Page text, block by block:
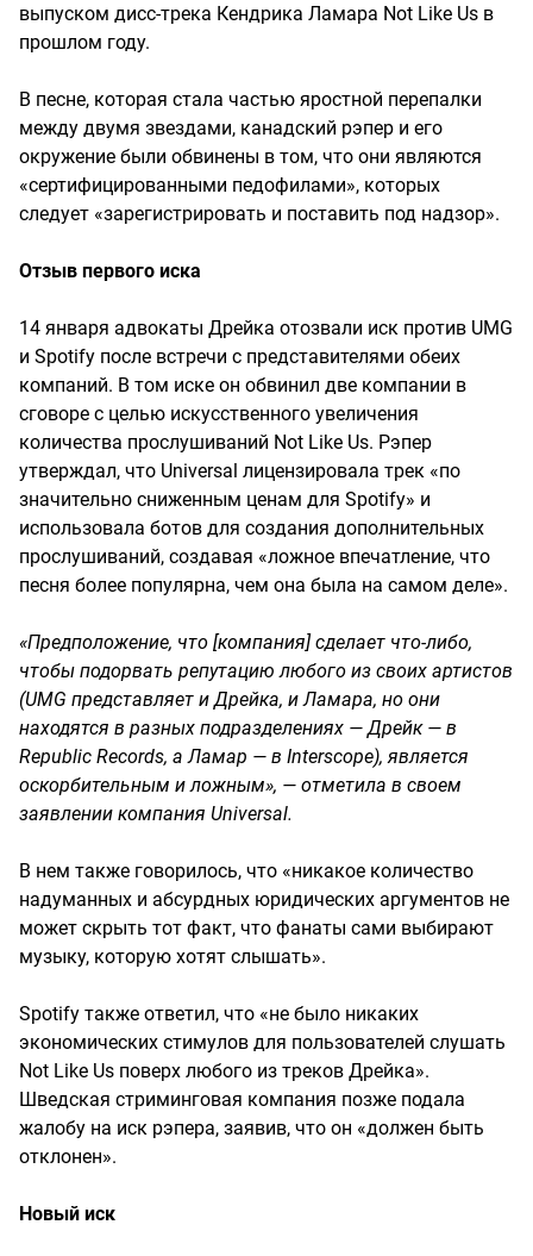
выпуском дисс-трека Кендрика Ламара Not Like Us в
прошлом году.
В песне, которая стала частью яростной перепалки
между двумя звездами, канадский рэпер и его
окружение были обвинены в том, что они являются
«сертифицированными педофилами», которых
следует «зарегистрировать и поставить под надзор».
Отзыв первого иска
14 января адвокаты Дрейка отозвали иск против UMG
и Spotify после встречи с представителями обеих
компаний. В том иске он обвинил две компании в
сговоре с целью искусственного увеличения
количества прослушиваний Not Like Us. Рэпер
утверждал, что Universal лицензировала трек «по
значительно сниженным ценам для Spotify» и
использовала ботов для создания дополнительных
прослушиваний, создавая «ложное впечатление, что
песня более популярна, чем она была на самом деле».
«Предположение, что [компания] сделает что-либо,
чтобы подорвать репутацию любого из своих артистов
(UMG представляет и Дрейка, и Ламара, но они
находятся в разных подразделениях — Дрейк — в
Republic Records, а Ламар — в Interscope), является
оскорбительным и ложным», — отметила в своем
заявлении компания Universal.
В нем также говорилось, что «никакое количество
надуманных и абсурдных юридических аргументов не
может скрыть тот факт, что фанаты сами выбирают
музыку, которую хотят слышать».
Spotify также ответил, что «не было никаких
экономических стимулов для пользователей слушать
Not Like Us поверх любого из треков Дрейка».
Шведская стриминговая компания позже подала
жалобу на иск рэпера, заявив, что он «должен быть
отклонен».
Новый иск